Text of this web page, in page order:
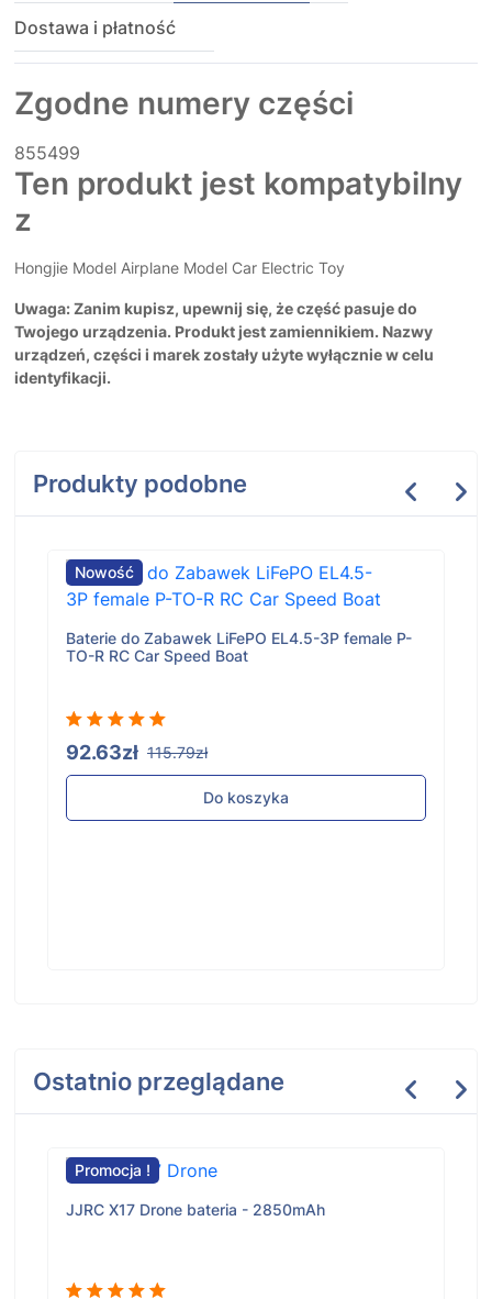
Dostawa i płatność
Zgodne numery części
855499
Ten produkt jest kompatybilny
z
Hongjie Model Airplane Model Car Electric Toy
Uwaga: Zanim kupisz, upewnij się, że część pasuje do
Twojego urządzenia. Produkt jest zamiennikiem. Nazwy
urządzeń, części i marek zostały użyte wyłącznie w celu
identyfikacji.
Produkty podobne
Nowość
Baterie do Zabawek LiFePO EL4.5-3P female P-
TO-R RC Car Speed Boat
92.63zł 115.79zł
Do koszyka
Ostatnio przeglądane
Promocja !
JJRC X17 Drone bateria - 2850mAh